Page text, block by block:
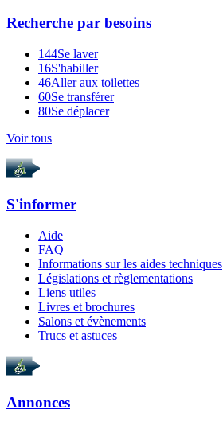
Recherche par besoins
144Se laver
16S'habiller
46Aller aux toilettes
60Se transférer
80Se déplacer
Voir tous
S'informer
Aide
FAQ
Informations sur les aides techniques
Législations et règlementations
Liens utiles
Livres et brochures
Salons et évènements
Trucs et astuces
Annonces